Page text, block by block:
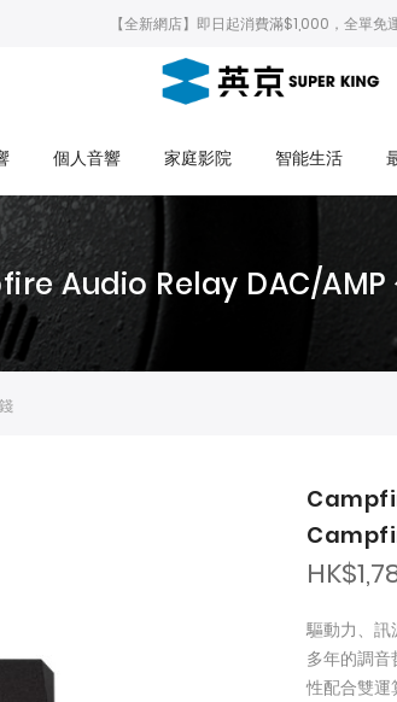
【全新網店】即日起消費滿$1,000，全單免
個人音響 家庭影院 智能生活
Audio Relay DAC/AMP
驅動力、
多年的調
性配合雙運